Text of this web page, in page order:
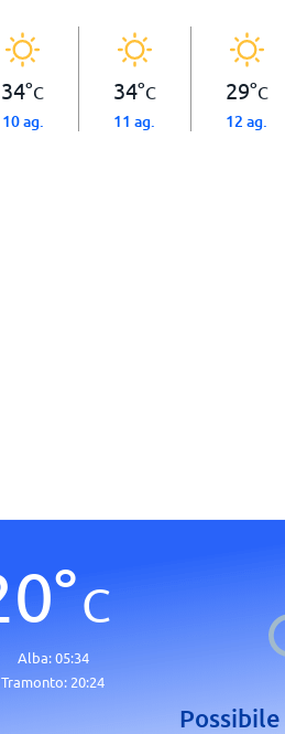
34°C
10 ag.
34°C
11 ag.
29°C
12 ag.
°C
Alba:05:34
Tramonto: 20:24